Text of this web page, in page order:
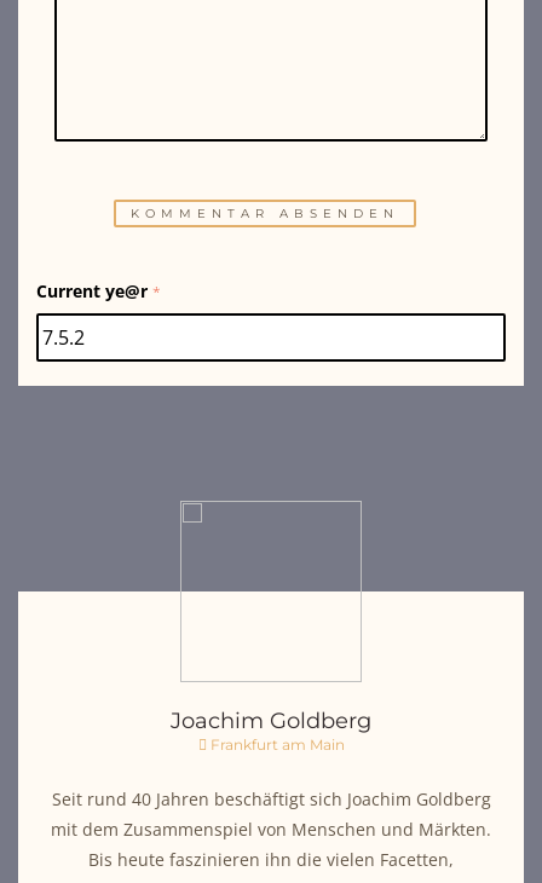
Current ye@r *
Joachim Goldberg
Frankfurt am Main
Seit rund 40 Jahren beschäftigt sich Joachim Goldberg
mit dem Zusammenspiel von Menschen und Märkten.
Bis heute faszinieren ihn die vielen Facetten,